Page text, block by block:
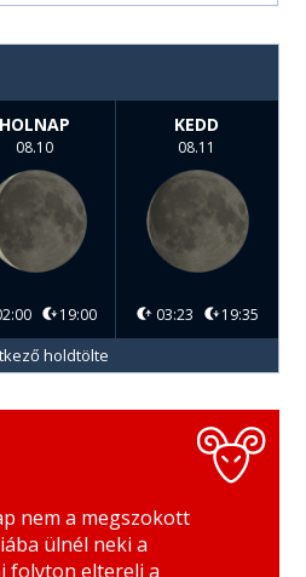
HOLNAP
08.10
19:00
KEDD
08.11
03:23 19:35
holdtölte
SKORPIÓ
nem a megszokott
ülnél neki a
folyton eltereli a